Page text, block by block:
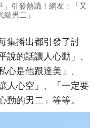
」引發熱議！網友：「又
男二」
集播出都引發了討
說的話讓人心動」、
心是他跟達美」、
人心空」、「一定要
動的男二」等等。